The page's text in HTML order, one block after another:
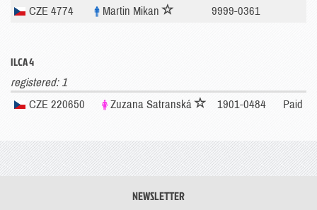
CZE 4774 Martin Mikan 9999-0361
ILCA 4
registered: 1
CZE 220650
Zuzana Satranská 1901-0484 Paid
NEWSLETTER